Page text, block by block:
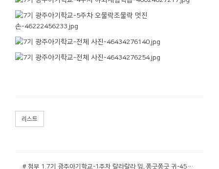
리스트
# 첨부 1.7기 광주아기학교-1주차 랄라랄라 입, 쫑긋쫑긋 귀-45984247855.jpg